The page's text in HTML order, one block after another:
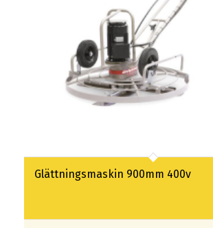
Glättningsmaskin 900mm 400v